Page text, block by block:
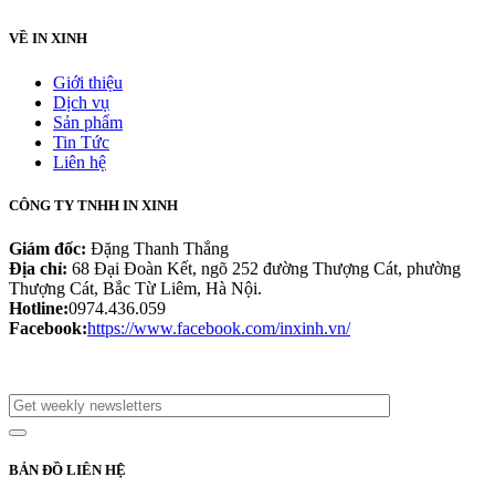
VỀ IN XINH
Giới thiệu
Dịch vụ
Sản phẩm
Tin Tức
Liên hệ
CÔNG TY TNHH IN XINH
Giám đốc: Đặng Thanh Thắng
Địa chỉ: 68 Đại Đoàn Kết, ngõ 252 đường Thượng Cát, phường
Thượng Cát, Bắc Từ Liêm, Hà Nội.
Hotline:0974.436.059
Facebook:https://www.facebook.com/inxinh.vn/
BẢN ĐỒ LIÊN HỆ